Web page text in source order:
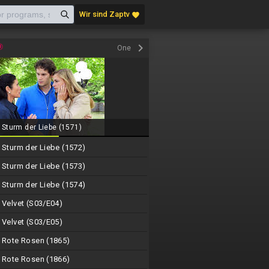
Wir sind Zaptv favorite
One keyboard_arrow_right
Sturm der Liebe (1571)
Sturm der Liebe (1572)
Sturm der Liebe (1573)
Sturm der Liebe (1574)
Velvet (S03/E04)
Velvet (S03/E05)
Rote Rosen (1865)
Rote Rosen (1866)